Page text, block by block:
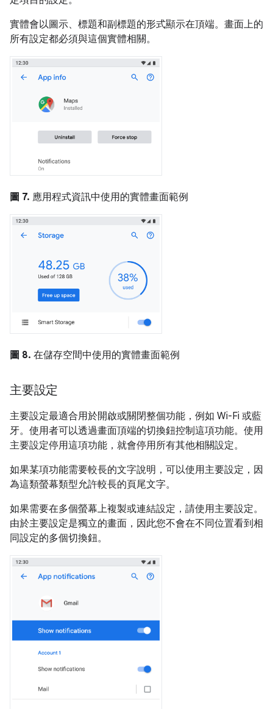
實體會以圖示、標題和副標題的形式顯示在頂端。畫面上的
所有設定都必須與這個實體相關。
圖 7. 應用程式資訊中使用的實體畫面範例
圖 8. 在儲存空間中使用的實體畫面範例
主要設定
主要設定最適合用於開啟或關閉整個功能，例如 Wi-Fi 或藍
牙。使用者可以透過畫面頂端的切換鈕控制這項功能。使用
主要設定停用這項功能，就會停用所有其他相關設定。
如果某項功能需要較長的文字說明，可以使用主要設定，因
為這類螢幕類型允許較長的頁尾文字。
如果需要在多個螢幕上複製或連結設定，請使用主要設定。
由於主要設定是獨立的畫面，因此您不會在不同位置看到相
同設定的多個切換鈕。